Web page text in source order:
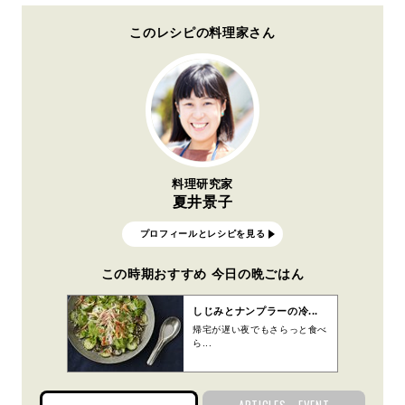
このレシピの料理家さん
料理研究家
夏井景子
プロフィールとレシピを見る
この時期おすすめ 今日の晩ごはん
しじみとナンプラーの冷...
帰宅が遅い夜でもさらっと食べ
ら...